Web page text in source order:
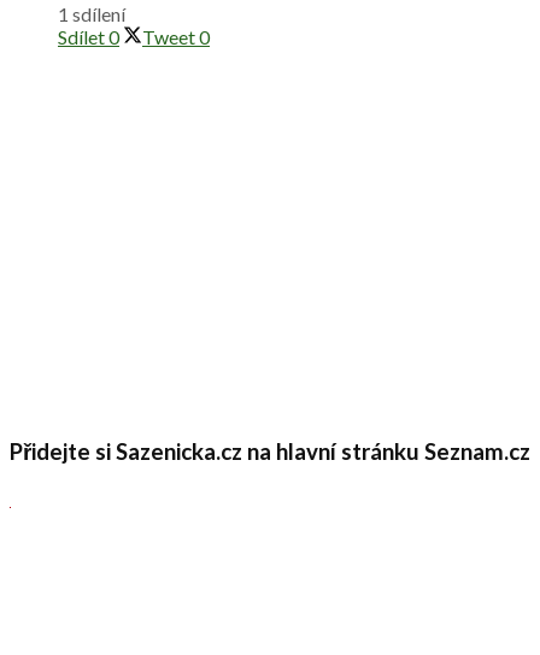
1 sdílení
Sdílet0 Tweet0
Přidejte si Sazenicka.cz na hlavní stránku Seznam.cz